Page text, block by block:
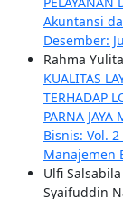
Akuntansi
Desember:
Rahma
KUALITAS
TERHADAP
PARNA JAYA
Bisnis: Vol.
Manajemen
Ulfi
Syaifuddin